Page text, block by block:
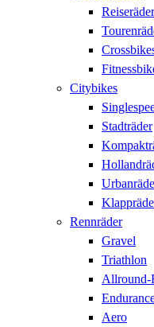
Reiseräder
Citybikes
Stadträder
Rennräder
Gravel
Triathlon
Allround-
Aero